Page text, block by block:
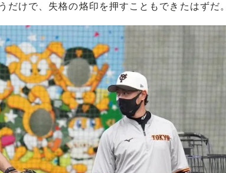
けで、失格の烙印を押すこともできたはずだ。